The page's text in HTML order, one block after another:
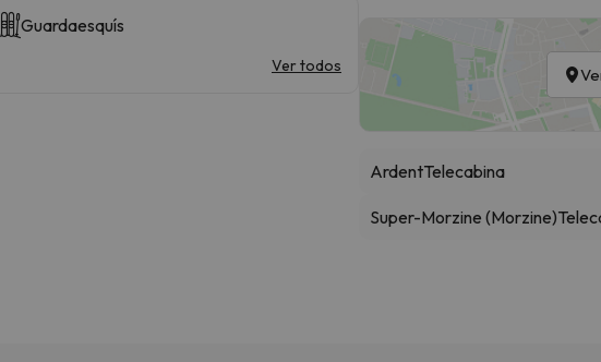
Guardaesquís
Ver todos
ArdentTelecabina
Super-Morzine (Morzine)